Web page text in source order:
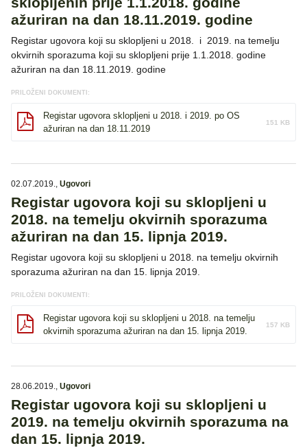
ažuriran na dan 18.11.2019. godine
Registar ugovora koji su sklopljeni u 2018. i 2019. na temelju
okvirnih sporazuma koji su sklopljeni prije 1.1.2018. godine
ažuriran na dan 18.11.2019. godine
PRILOŽENI DOKUMENTI:
Registar ugovora sklopljeni u 2018. i 2019. po OS
ažuriran na dan 18.11.2019
151 KB
02.07.2019., Ugovori
Registar ugovora koji su sklopljeni u
2018. na temelju okvirnih sporazuma
ažuriran na dan 15. lipnja 2019.
Registar ugovora koji su sklopljeni u 2018. na temelju okvirnih
sporazuma ažuriran na dan 15. lipnja 2019.
PRILOŽENI DOKUMENTI:
Registar ugovora koji su sklopljeni u 2018. na temelju
okvirnih sporazuma ažuriran na dan 15. lipnja 2019.
157 KB
28.06.2019., Ugovori
Registar ugovora koji su sklopljeni u
2019. na temelju okvirnih sporazuma na
dan 15. lipnja 2019.